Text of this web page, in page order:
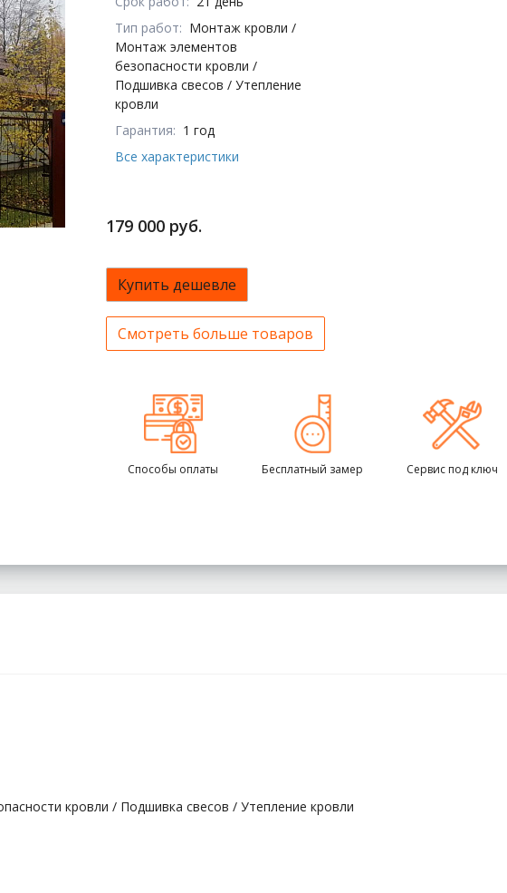
Тип работ: Монтаж кровли /
Монтаж элементов
безопасности кровли /
Подшивка свесов / Утепление
кровли
Гарантия: 1 год
Все характеристики
179 000 руб.
Купить дешевле
Смотреть больше товаров
Способы оплаты Бесплатный замер Сервис под ключ
кровли / Подшивка свесов / Утепление кровли